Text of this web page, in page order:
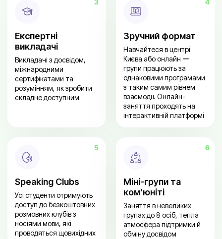
Експертні
викладачі
Викладачі з досвідом,
міжнародними
сертифікатами та
розумінням, як зробити
складне доступним
Зручний формат
Навчайтеся в центрі
Києва або онлайн ー
групи працюють за
однаковими програмами
з таким самим рівнем
взаємодії. Онлайн-
заняття проходять на
інтерактивній платформі
Speaking Clubs
Усі студенти отримують
доступ до безкоштовних
розмовних клубів з
носіями мови, які
проводяться щовихідних
Міні-групи та
ком’юніті
Заняття в невеликих
групах до 8 осіб, тепла
атмосфера підтримки й
обміну досвідом